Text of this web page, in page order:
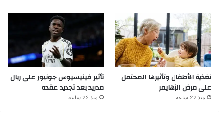
تغذية الأطفال وتأثيرها المحتمل
على مرض الزهايمر
منذ 22 ساعة
تأثير فينيسيوس جونيور على ريال
مدريد بعد تجديد عقده
منذ 22 ساعة